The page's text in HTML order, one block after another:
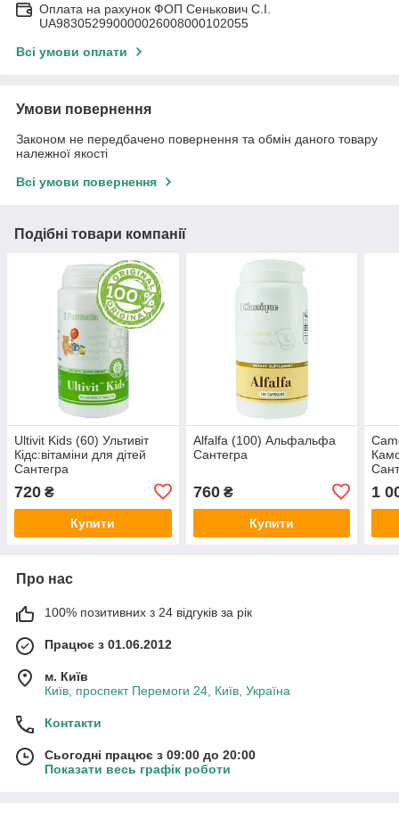
Оплата на рахунок ФОП Сенькович С.І.
UA983052990000026008000102055
Всі умови оплати
Умови повернення
Законом не передбачено повернення та обмін даного товару
належної якості
Всі умови повернення
Подібні товари компанії
Ultivit Kids (60) Ультивіт
Кідс:вітаміни для дітей
Сантегра
720 ₴
Купити
Alfalfa (100) Альфальфа
Сантегра
760₴
Купити
1
Про нас
100% позитивних з 24 відгуків за рік
Працює з 01.06.2012
м. Київ
Київ, проспект Перемоги 24, Київ, Україна
Контакти
Сьогодні працює з 09:00 до 20:00
Показати весь графік роботи